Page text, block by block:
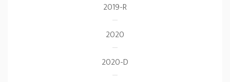
2019-R
2020
2020-D